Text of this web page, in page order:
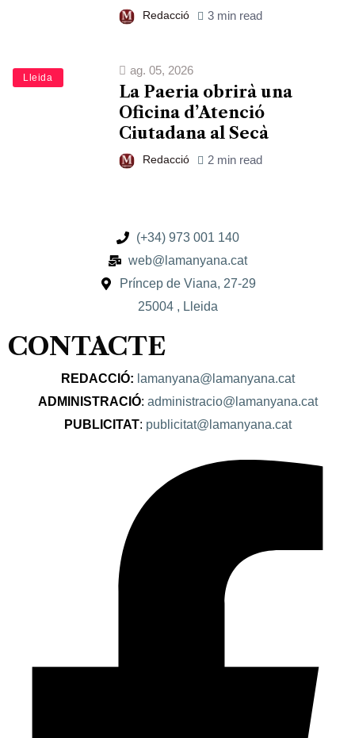
Redacció 3 min read
Lleida
ag. 05, 2026
La Paeria obrirà una
Oficina d’Atenció
Ciutadana al Secà
Redacció 2 min read
(+34) 973 001 140
web@lamanyana.cat
Príncep de Viana, 27-29
25004 , Lleida
CONTACTE
REDACCIÓ: lamanyana@lamanyana.cat
ADMINISTRACIÓ: administracio@lamanyana.cat
PUBLICITAT: publicitat@lamanyana.cat